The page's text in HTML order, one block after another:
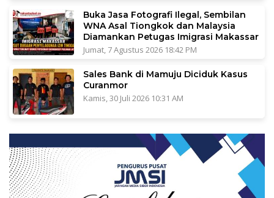
Buka Jasa Fotografi Ilegal, Sembilan
WNA Asal Tiongkok dan Malaysia
Diamankan Petugas Imigrasi Makassar
Jumat, 7 Agustus 2026 18:42 PM
Sales Bank di Mamuju Diciduk Kasus
Curanmor
Kamis, 30 Juli 2026 10:31 AM